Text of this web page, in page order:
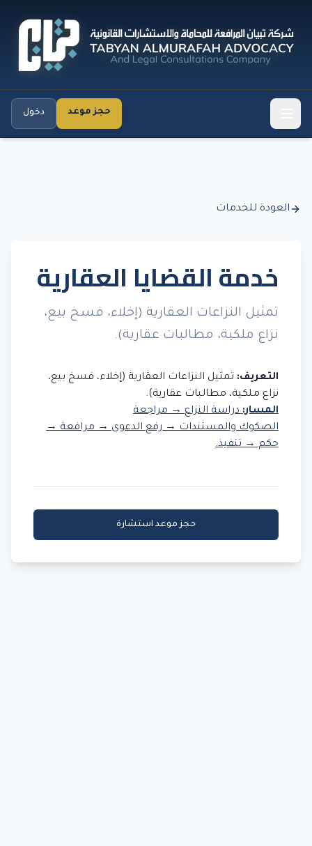
حجز موعد دخول
العودة للخدمات
خدمة القضايا العقارية
تمثيل النزاعات العقارية (إخلاء، فسخ بيع،
نزاع ملكية، مطالبات عقارية).
التعريف: تمثيل النزاعات العقارية (إخلاء، فسخ بيع،
نزاع ملكية، مطالبات عقارية).
المسار:دراسة النزاع → مراجعة
الصكوك والمستندات → رفع الدعوى → مرافعة →
حكم → تنفيذ.
حجز موعد استشارة